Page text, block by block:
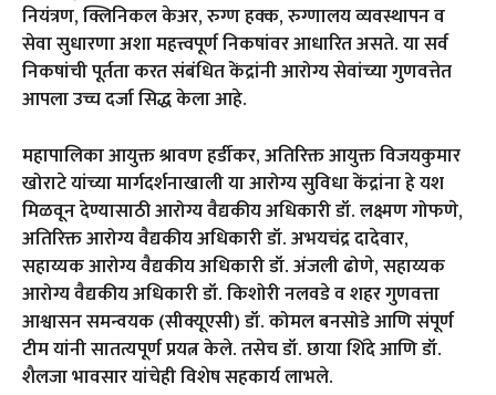
नियंत्रण, क्लिनिकल केअर, रुग्ण हक्क, रुग्णालय व्यवस्थापन व
सेवा सुधारणा अशा महत्त्वपूर्ण निकषांवर आधारित असते. या सर्व
निकषांची पूर्तता करत संबंधित केंद्रांनी आरोग्य सेवांच्या गुणवत्तेत
आपला उच्च दर्जा सिद्ध केला आहे.
महापालिका आयुक्त श्रावण हर्डीकर, अतिरिक्त आयुक्त विजयकुमार
खोराटे यांच्या मार्गदर्शनाखाली या आरोग्य सुविधा केंद्रांना हे यश
मिळवून देण्यासाठी आरोग्य वैद्यकीय अधिकारी डॉ. लक्ष्मण गोफणे,
अतिरिक्त आरोग्य वैद्यकीय अधिकारी डॉ. अभयचंद्र दादेवार,
सहाय्यक आरोग्य वैद्यकीय अधिकारी डॉ. अंजली ढोणे, सहाय्यक
आरोग्य वैद्यकीय अधिकारी डॉ. किशोरी नलवडे व शहर गुणवत्ता
आश्वासन समन्वयक (सीक्यूएसी) डॉ. कोमल बनसोडे आणि संपूर्ण
टीम यांनी सातत्यपूर्ण प्रयत्न केले. तसेच डॉ. छाया शिंदे आणि डॉ.
शैलजा भावसार यांचेही विशेष सहकार्य लाभले.